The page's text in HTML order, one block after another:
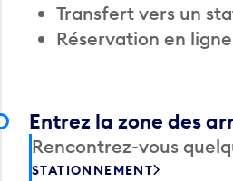
Transfert vers un
Réservation en
Entrez la zone des
Rencontrez-vous
STATIONNEMENT